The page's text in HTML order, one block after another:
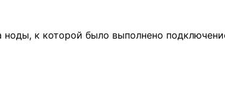
ноды, к которой было выполнено